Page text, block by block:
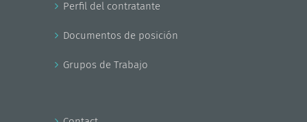
Perfil del contratante
Documentos de posición
Grupos de Trabajo